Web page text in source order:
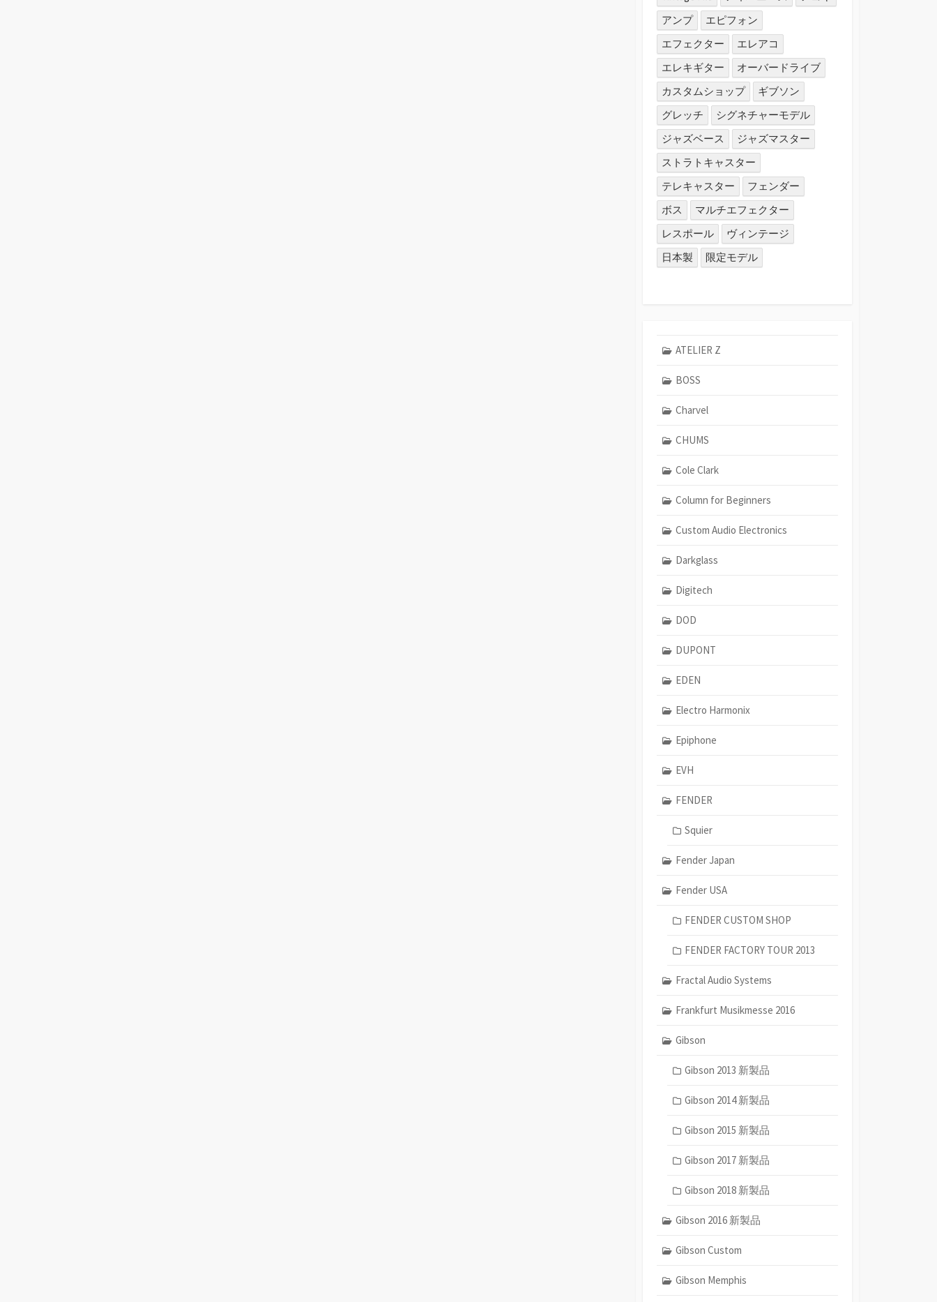
アンプ
エピフォン
エフェクター
エレアコ
エレキギター
オーバードライブ
カスタムショップ
ギブソン
グレッチ
シグネチャーモデル
ジャズベース
ジャズマスター
ストラトキャスター
テレキャスター
フェンダー
ボス
マルチエフェクター
レスポール
ヴィンテージ
日本製
限定モデル
ATELIER Z
BOSS
Charvel
CHUMS
Cole Clark
Column for Beginners
Custom Audio Electronics
Darkglass
Digitech
DOD
DUPONT
EDEN
Electro Harmonix
Epiphone
EVH
FENDER
Squier
Fender Japan
Fender USA
FENDER CUSTOM SHOP
FENDER FACTORY TOUR 2013
Fractal Audio Systems
Frankfurt Musikmesse 2016
Gibson
Gibson 2013 新製品
Gibson 2014 新製品
Gibson 2015 新製品
Gibson 2017 新製品
Gibson 2018 新製品
Gibson 2016 新製品
Gibson Custom
Gibson Memphis